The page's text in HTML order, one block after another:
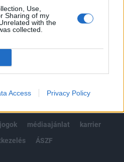
Use,
Sharing of my
with the
collected.
Access Privacy Policy
BEJELENTKEZÉS
Portfolio
médiaajánlat
karrier
ÁSZF